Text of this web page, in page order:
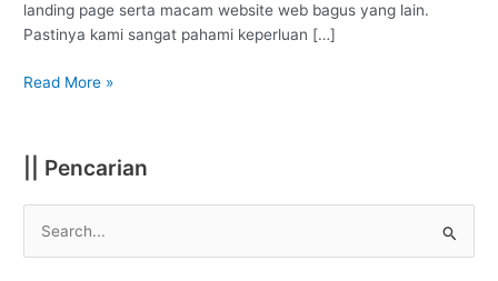
landing page serta macam website web bagus yang lain.
Pastinya kami sangat pahami keperluan […]
Read More »
|| Pencarian